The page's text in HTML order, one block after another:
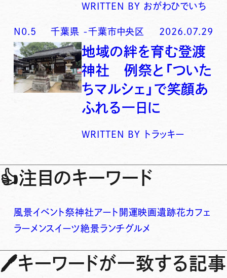
WRITTEN BY おがわひでいち
N0. 5 千葉県 -千葉市中央区 2026.07.29
地域の絆を育む登渡
神社 例祭と「ついた
ちマルシェ」で笑顔あ
ふれる一日に
WRITTEN BY トラッキー
👍注目のキーワード
風景イベント祭神社アート 開運映画遺跡花カフェ
ラーメンスイーツ絶景ランチグルメ
🖊キーワードが一致する記事